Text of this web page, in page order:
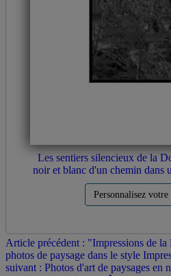
Les sentiers silencieux de la
noir et blanc d'un chemin dans
Personnalisez
Article précédent : "Impressions de
photos de paysage dans le style
suivant : Photos d'art de paysages en